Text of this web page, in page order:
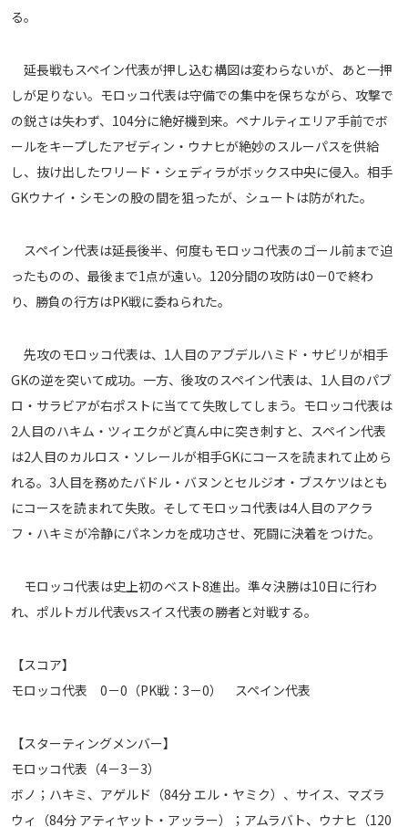
運営会社
ご利用にあたって
プライバシーポリシー
る。
延長戦もスペイン代表が押し込む構図は変わらないが、あと一押
しが足りない。モロッコ代表は守備での集中を保ちながら、攻撃で
の鋭さは失わず、104分に絶好機到来。ペナルティエリア手前でボ
ールをキープしたアゼディン・ウナヒが絶妙のスルーパスを供給
し、抜け出したワリード・シェディラがボックス中央に侵入。相手
GKウナイ・シモンの股の間を狙ったが、シュートは防がれた。
スペイン代表は延長後半、何度もモロッコ代表のゴール前まで迫
ったものの、最後まで1点が遠い。120分間の攻防は0－0で終わ
り、勝負の行方はPK戦に委ねられた。
先攻のモロッコ代表は、1人目のアブデルハミド・サビリが相手
GKの逆を突いて成功。一方、後攻のスペイン代表は、1人目のパブ
ロ・サラビアが右ポストに当てて失敗してしまう。モロッコ代表は
2人目のハキム・ツィエクがど真ん中に突き刺すと、スペイン代表
は2人目のカルロス・ソレールが相手GKにコースを読まれて止めら
れる。3人目を務めたバドル・バヌンとセルジオ・ブスケツはとも
にコースを読まれて失敗。そしてモロッコ代表は4人目のアクラ
フ・ハキミが冷静にパネンカを成功させ、死闘に決着をつけた。
モロッコ代表は史上初のベスト8進出。準々決勝は10日に行わ
れ、ポルトガル代表vsスイス代表の勝者と対戦する。
【スコア】
モロッコ代表 0－0（PK戦：3－0） スペイン代表
【スターティングメンバー】
モロッコ代表（4－3－3）
ボノ；ハキミ、アゲルド（84分 エル・ヤミク）、サイス、マズラ
ウィ（84分 アティヤット・アッラー）；アムラバト、ウナヒ（120